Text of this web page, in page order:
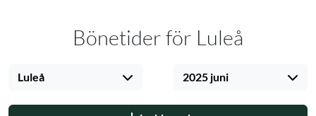
Bönetider för Luleå
Luleå 2025 juni